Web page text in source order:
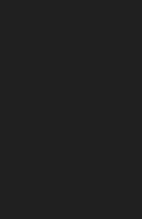
Pogledajte što je Izabel Kovačić